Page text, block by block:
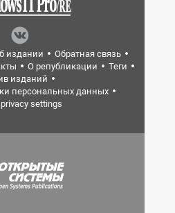
издании
Обратная связь
О републикации
Теги
изданий
персональных данных
settings